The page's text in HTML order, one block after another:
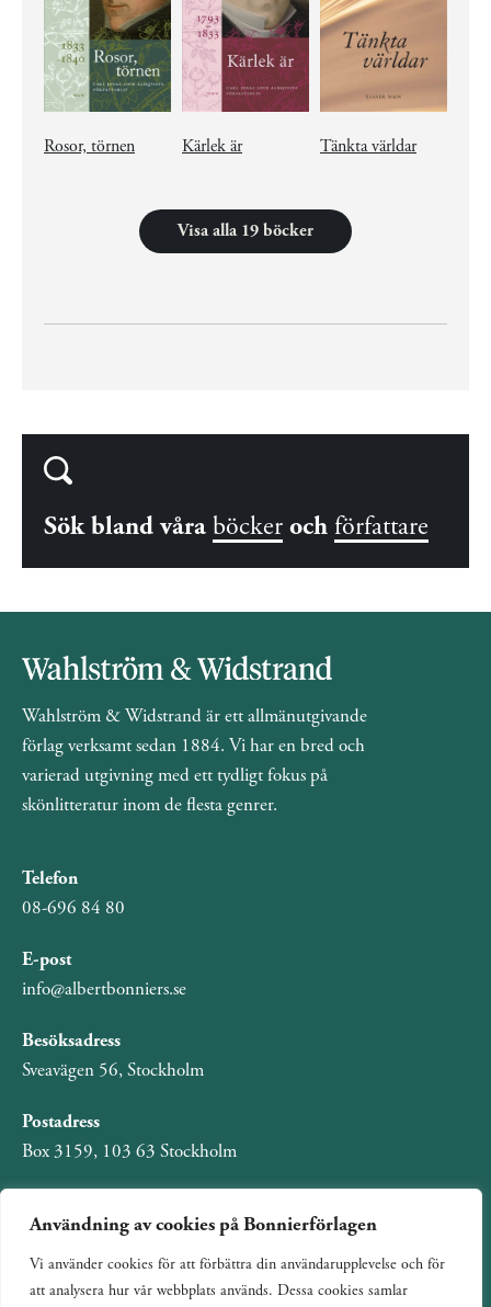
Användning av cookies på Bonnierförlagen
Vi använder cookies för att förbättra din användarupplevelse och för
att analysera hur vår webbplats används. Dessa cookies samlar
Rosor, törnen Kärlek är Tänkta världar
Visa alla 19 böcker
Sök bland våra böcker och författare
Wahlström & Widstrand är ett allmänutgivande
förlag verksamt sedan 1884. Vi har en bred och
varierad utgivning med ett tydligt fokus på
skönlitteratur inom de flesta genrer.
Telefon
08-696 84 80
E-post
info@albertbonniers.se
Besöksadress
Sveavägen 56, Stockholm
Postadress
Box 3159, 103 63 Stockholm
Om Bonnierförlagen